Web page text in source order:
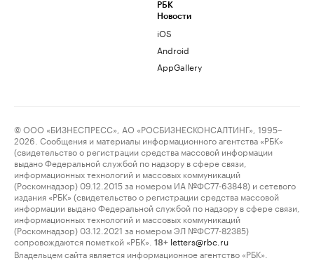
РБК
Новости
iOS
Android
AppGallery
© ООО «БИЗНЕСПРЕСС», АО «РОСБИЗНЕСКОНСАЛТИНГ», 1995–
2026. Сообщения и материалы информационного агентства «РБК»
(свидетельство о регистрации средства массовой информации
выдано Федеральной службой по надзору в сфере связи,
информационных технологий и массовых коммуникаций
(Роскомнадзор) 09.12.2015 за номером ИА №ФС77-63848) и сетевого
издания «РБК» (свидетельство о регистрации средства массовой
информации выдано Федеральной службой по надзору в сфере связи,
информационных технологий и массовых коммуникаций
(Роскомнадзор) 03.12.2021 за номером ЭЛ №ФС77-82385)
сопровождаются пометкой «РБК».
18+ letters@rbc.ru
Владельцем сайта является информационное агентство «РБК».